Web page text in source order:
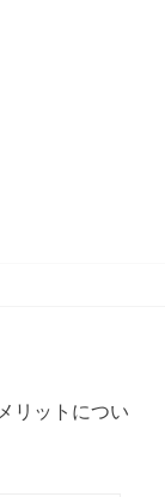
リットについ